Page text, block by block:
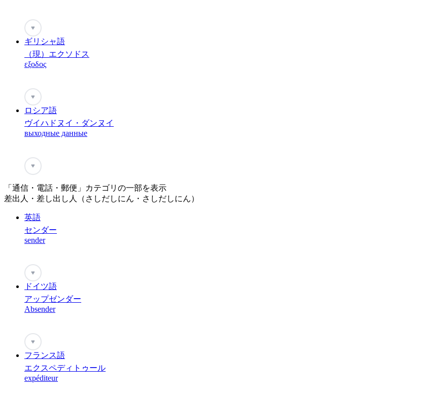
♥
ギリシャ語
（現）エクソドス
εξοδος
♥
ロシア語
ヴイハドヌイ・ダンヌイ
выходные данные
♥
「通信・電話・郵便」カテゴリの一部を表示
差出人・差し出し人（さしだしにん・さしだしにん）
英語
センダー
sender
♥
ドイツ語
アップゼンダー
Absender
♥
フランス語
エクスペディトゥール
expéditeur